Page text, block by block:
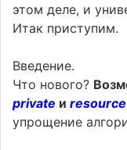
этом деле, и
Итак приступим.
Введение.
Что нового?
private иresource
упрощение